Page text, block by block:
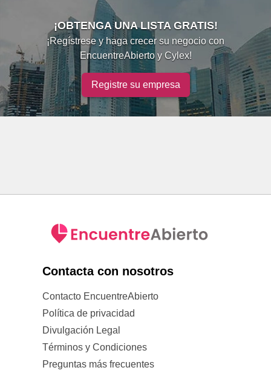
¡OBTENGA UNA LISTA GRATIS!
¡Regístrese y haga crecer su negocio con
EncuentreAbierto y Cylex!
Registre su empresa
Contacta con nosotros
Contacto EncuentreAbierto
Política de privacidad
Divulgación Legal
Términos y Condiciones
Preguntas más frecuentes